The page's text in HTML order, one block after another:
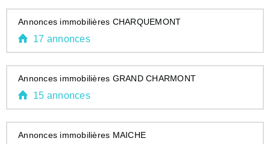
Annonces immobilières CHARQUEMONT
17 annonces
Annonces immobilières GRAND CHARMONT
15 annonces
Annonces immobilières MAICHE